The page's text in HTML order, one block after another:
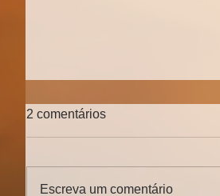
2 comentários
Escreva um comentário